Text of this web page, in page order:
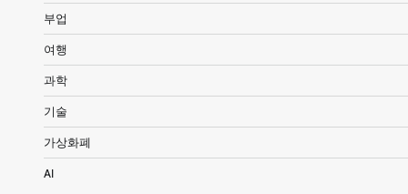
부업
여행
과학
기술
가상화폐
AI